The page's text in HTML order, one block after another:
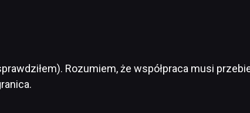
Rozumiem, że współpraca musi